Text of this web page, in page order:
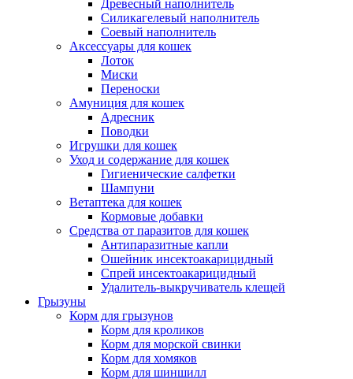
Древесный наполнитель
Силикагелевый наполнитель
Соевый наполнитель
Аксессуары для кошек
Лоток
Миски
Переноски
Амуниция для кошек
Адресник
Поводки
Игрушки для кошек
Уход и содержание для кошек
Гигиенические салфетки
Шампуни
Ветаптека для кошек
Кормовые добавки
Средства от паразитов для кошек
Антипаразитные капли
Ошейник инсектоакарицидный
Спрей инсектоакарицидный
Удалитель-выкручиватель клещей
Грызуны
Корм для грызунов
Корм для кроликов
Корм для морской свинки
Корм для хомяков
Корм для шиншилл